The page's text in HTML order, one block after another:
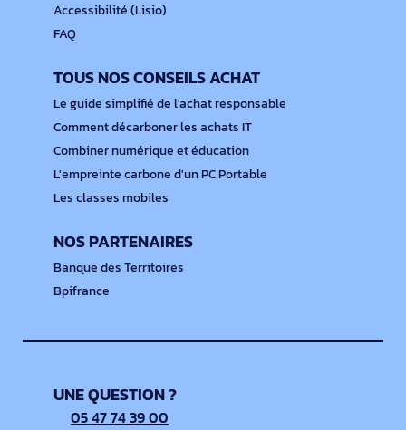
Accessibilité (Lisio)
FAQ
TOUS NOS CONSEILS ACHAT
Le guide simplifié de l'achat responsable
Comment décarboner les achats IT
Combiner numérique et éducation
L'empreinte carbone d'un PC Portable
Les classes mobiles
NOS PARTENAIRES
Banque des Territoires
Bpifrance
UNE QUESTION ?
05 47 74 39 00